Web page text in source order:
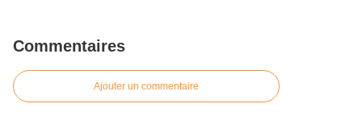
Commentaires
Ajouter un commentaire